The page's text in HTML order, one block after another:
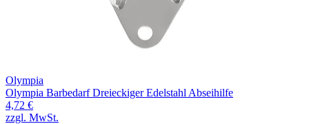
Olympia
Olympia Barbedarf Dreieckiger Edelstahl Abseihilfe
4,72 €
zzgl. MwSt.